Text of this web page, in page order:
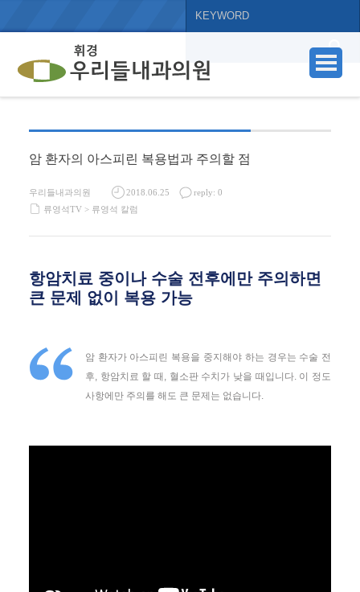
암 환자의 아스피린 복용법과 주의할 점
우리들내과의원 2018.06.25
reply: 0
류영석TV > 류영석 칼럼
항암치료 중이나 수술 전후에만 주의하면
큰 문제 없이 복용 가능
암 환자가 아스피린 복용을 중지해야 하는 경우는 수술 전
후, 항암치료 할 때, 혈소판 수치가 낮을 때입니다. 이 정도
사항에만 주의를 해도 큰 문제는 없습니다.